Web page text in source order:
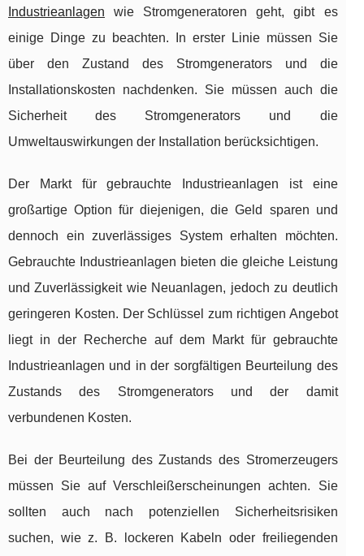
Industrieanlagen wie Stromgeneratoren geht, gibt es
einige Dinge zu beachten. In erster Linie müssen Sie
über den Zustand des Stromgenerators und die
Installationskosten nachdenken. Sie müssen auch die
Sicherheit des Stromgenerators und die
Umweltauswirkungen der Installation berücksichtigen.
Der Markt für gebrauchte Industrieanlagen ist eine
großartige Option für diejenigen, die Geld sparen und
dennoch ein zuverlässiges System erhalten möchten.
Gebrauchte Industrieanlagen bieten die gleiche Leistung
und Zuverlässigkeit wie Neuanlagen, jedoch zu deutlich
geringeren Kosten. Der Schlüssel zum richtigen Angebot
liegt in der Recherche auf dem Markt für gebrauchte
Industrieanlagen und in der sorgfältigen Beurteilung des
Zustands des Stromgenerators und der damit
verbundenen Kosten.
Bei der Beurteilung des Zustands des Stromerzeugers
müssen Sie auf Verschleißerscheinungen achten. Sie
sollten auch nach potenziellen Sicherheitsrisiken
suchen, wie z. B. lockeren Kabeln oder freiliegenden